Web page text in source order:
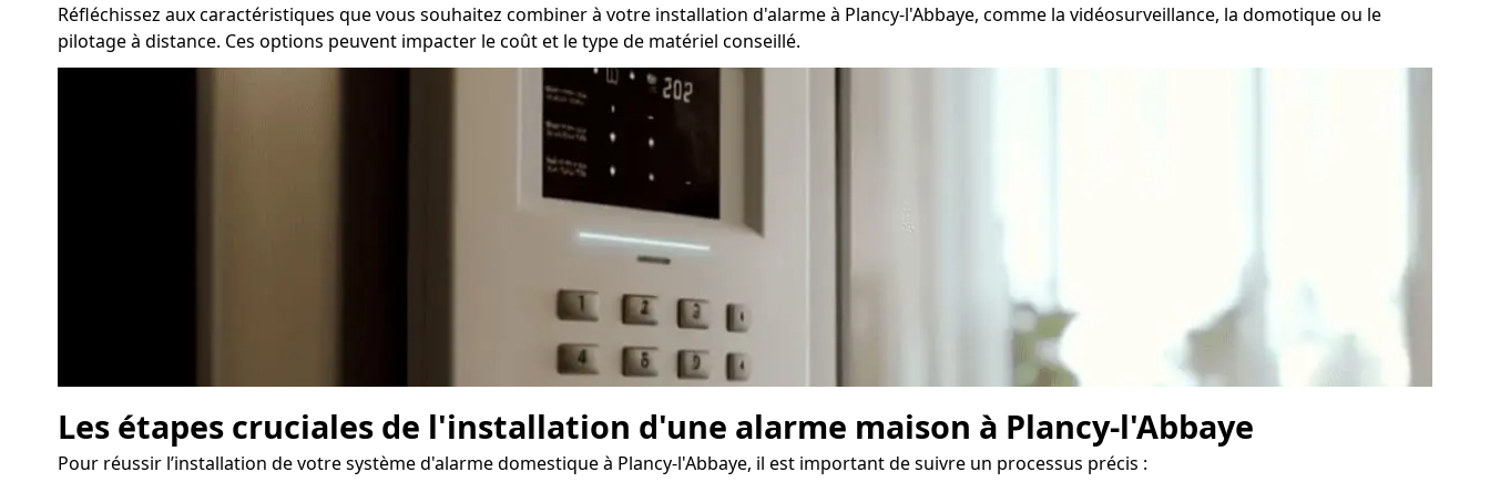
Réfléchissez aux caractéristiques que vous souhaitez combiner à votre installation d'alarme à Plancy-l'Abbaye, comme la vidéosurveillance, la domotique ou le
pilotage à distance. Ces options peuvent impacter le coût et le type de matériel conseillé.
Les étapes cruciales de l'installation d'une alarme maison à Plancy-l'Abbaye
Pour réussir l’installation de votre système d'alarme domestique à Plancy-l'Abbaye, il est important de suivre un processus précis :